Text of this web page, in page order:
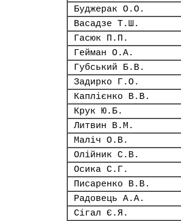
Буджерак О.О.
Васадзе Т.Ш.
Гасюк П.П.
Гейман О.А.
Губський Б.В.
Задирко Г.О.
Каплієнко В.В.
Крук Ю.Б.
Литвин В.М.
Маліч О.В.
Олійник С.В.
Осика С.Г.
Писаренко В.В.
Радовець А.А.
Сігал Є.Я.